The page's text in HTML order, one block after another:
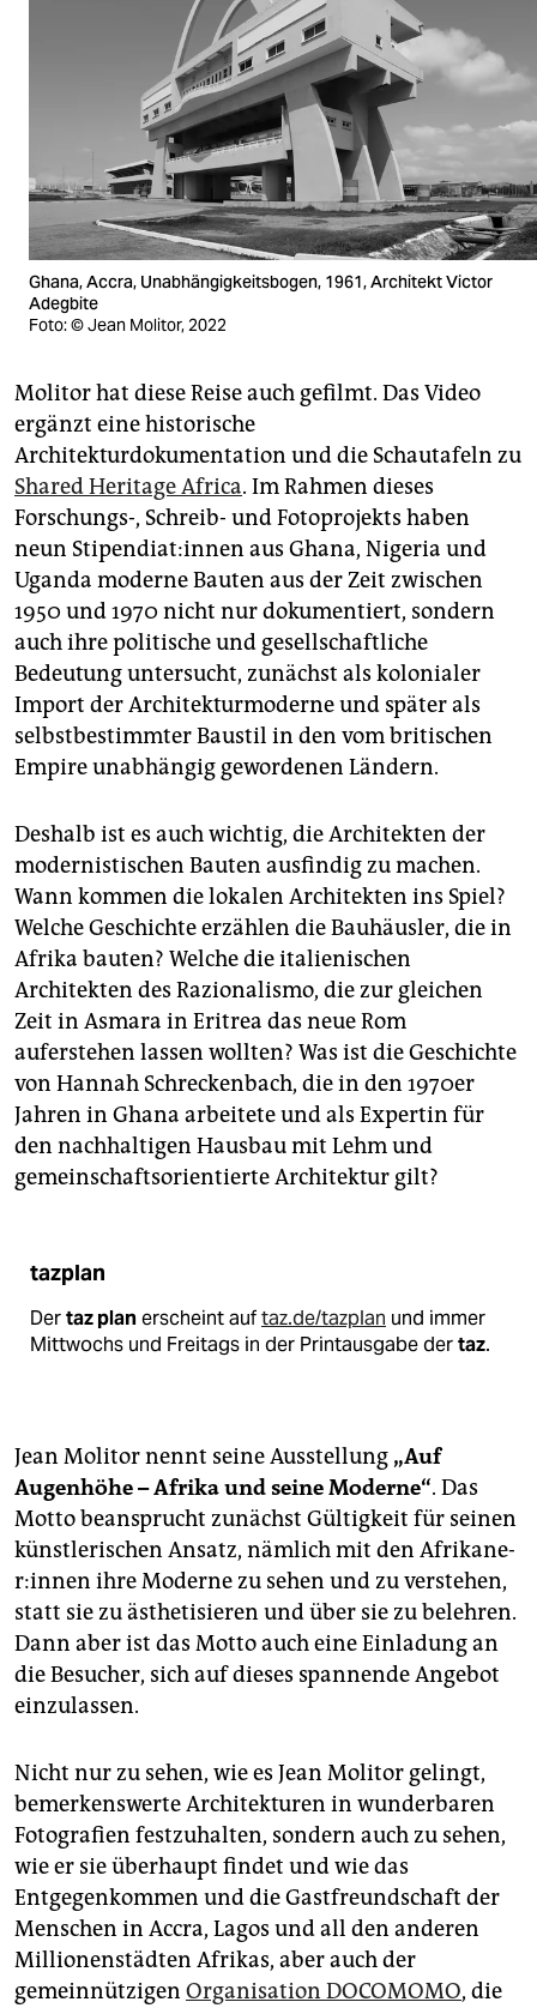
Ghana, Accra, Unabhängigkeitsbogen, 1961, Architekt Victor
Adegbite
Foto: © Jean Molitor, 2022
Molitor hat diese Reise auch gefilmt. Das Video
ergänzt eine historische
Architekturdokumentation und die Schautafeln zu
Shared Heritage Africa. Im Rahmen dieses
Forschungs-, Schreib- und Fotoprojekts haben
neun Sti­pen­dia­t:in­nen aus Ghana, Nigeria und
Uganda moderne Bauten aus der Zeit zwischen
1950 und 1970 nicht nur dokumentiert, sondern
auch ihre politische und gesellschaftliche
Bedeutung untersucht, zunächst als kolonialer
Import der Architekturmoderne und später als
selbstbestimmter Baustil in den vom britischen
Empire unabhängig gewordenen Ländern.
Deshalb ist es auch wichtig, die Architekten der
modernistischen Bauten ausfindig zu machen.
Wann kommen die lokalen Architekten ins Spiel?
Welche Geschichte erzählen die Bauhäusler, die in
Afrika bauten? Welche die italienischen
Architekten des Razionalismo, die zur gleichen
Zeit in Asmara in Eritrea das neue Rom
auferstehen lassen wollten? Was ist die Geschichte
von Hannah Schreckenbach, die in den 1970er
Jahren in Ghana arbeitete und als Expertin für
den nachhaltigen Hausbau mit Lehm und
gemeinschaftsorientierte Architektur gilt?
tazplan
Dertaz planerscheint auftaz.de/tazplan und immer
Mittwochs und Freitags in der Printausgabe dertaz.
Jean Molitor nennt seine Ausstellung „Auf
Augenhöhe – Afrika und seine Moderne“. Das
Motto beansprucht zunächst Gültigkeit für seinen
künstlerischen Ansatz, nämlich mit den Afri­ka­ne­
r:in­nen ihre Moderne zu sehen und zu verstehen,
statt sie zu ästhetisieren und über sie zu belehren.
Dann aber ist das Motto auch eine Einladung an
die Besucher, sich auf dieses spannende Angebot
einzulassen.
Nicht nur zu sehen, wie es Jean Molitor gelingt,
bemerkenswerte Architekturen in wunderbaren
Fotografien festzuhalten, sondern auch zu sehen,
wie er sie überhaupt findet und wie das
Entgegenkommen und die Gastfreundschaft der
Menschen in Accra, Lagos und all den anderen
Millionenstädten Afrikas, aber auch der
gemeinnützigen Organisation DOCOMOMO, die